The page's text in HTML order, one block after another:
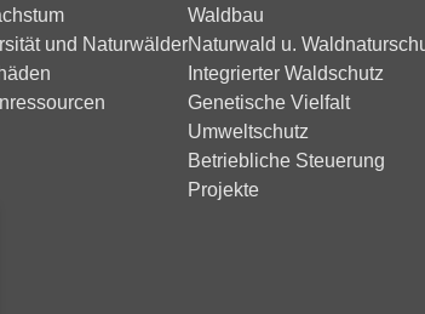
und Naturwälder
Waldbau
Naturwald u.
Integrierter Waldschutz
Genetische Vielfalt
Umweltschutz
Betriebliche Steuerung
Projekte